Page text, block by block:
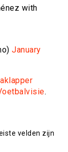
with
January
.
velden zijn